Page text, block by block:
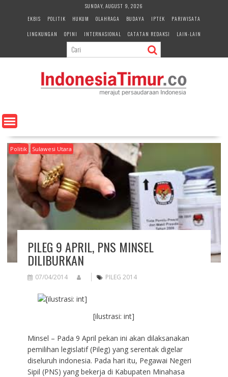
e
n
SUNDAY, AUGUST 9, 2026
EKBIS
POLITIK HUKUM OLAHRAGA BUDAYA IPTEK
PARIWISATA
LINGKUNGAN
OPINI INTERNASIONAL CATATAN REDAKSI LAIN-LAIN
Politik Sulawesi Utara
PILEG 9 APRIL, PNS MINSEL
DILIBURKAN
07/04/2014 PILEG 2014
[ilustrasi: int]
Minsel – Pada 9 April pekan ini akan dilaksanakan
pemilihan legislatif (Pileg) yang serentak digelar
diseluruh indonesia. Pada hari itu, Pegawai Negeri
Sipil (PNS) yang bekerja di Kabupaten Minahasa